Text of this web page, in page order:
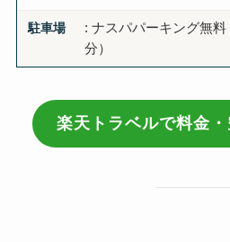
駐車場
: ナスパパーキング無
分）
楽天トラベルで料金